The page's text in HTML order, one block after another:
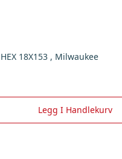
18X153 , Milwaukee
Legg I Handlekurv